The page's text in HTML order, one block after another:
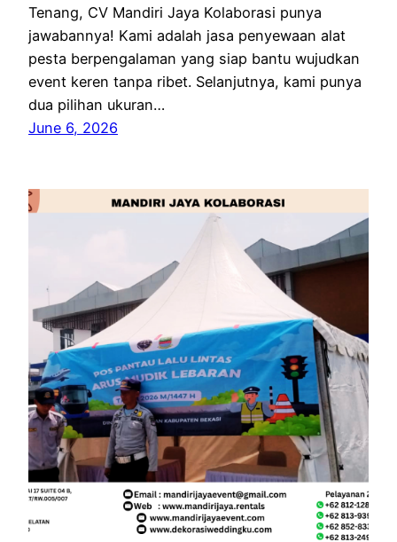
Tenang, CV Mandiri Jaya Kolaborasi punya
jawabannya! Kami adalah jasa penyewaan alat
pesta berpengalaman yang siap bantu wujudkan
event keren tanpa ribet. Selanjutnya, kami punya
dua pilihan ukuran…
June 6, 2026